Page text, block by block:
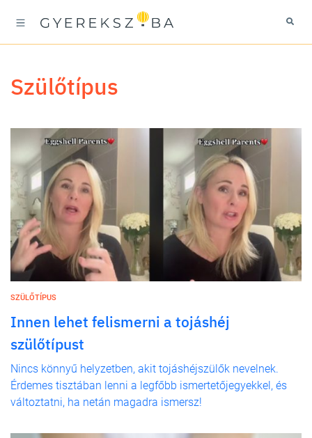
szülőtípus
SZÜLŐTÍPUS
Innen lehet felismerni a tojáshéj
szülőtípust
Nincs könnyű helyzetben, akit tojáshéjszülők nevelnek.
Érdemes tisztában lenni a legfőbb ismertetőjegyekkel, és
változtatni, ha netán magadra ismersz!